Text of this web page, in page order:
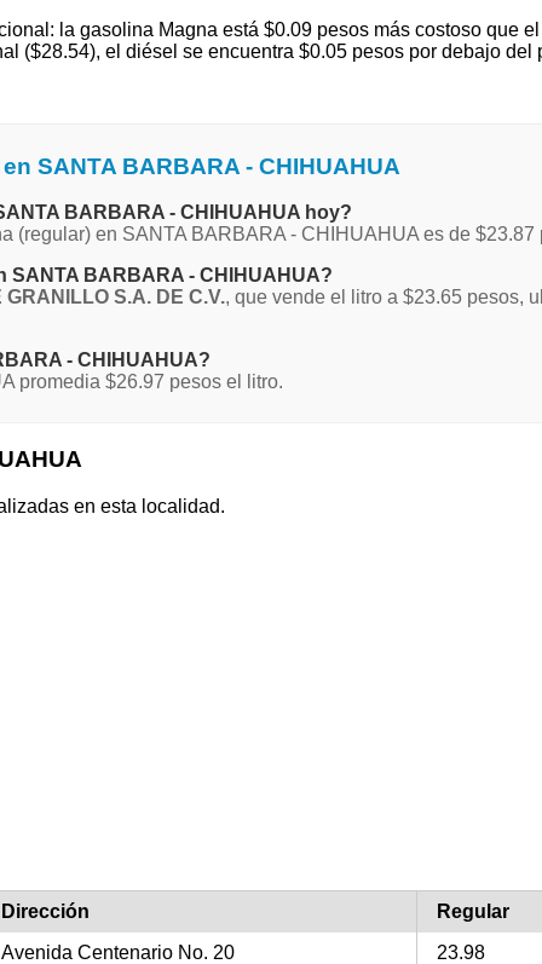
la gasolina Magna está $0.09 pesos más costoso que
($28.54), el diésel se encuentra $0.05 pesos por debajo
SANTA BARBARA - CHIHUAHUA
BARBARA - CHIHUAHUA hoy?
(regular) en SANTA BARBARA - CHIHUAHUA es de $23.87
SANTA BARBARA - CHIHUAHUA?
GRANILLO S.A. DE C.V., que vende el litro a $23.65 pesos,
- CHIHUAHUA?
promedia $26.97 pesos el litro.
en esta localidad.
Dirección
Regular
Avenida Centenario No. 20
23.98